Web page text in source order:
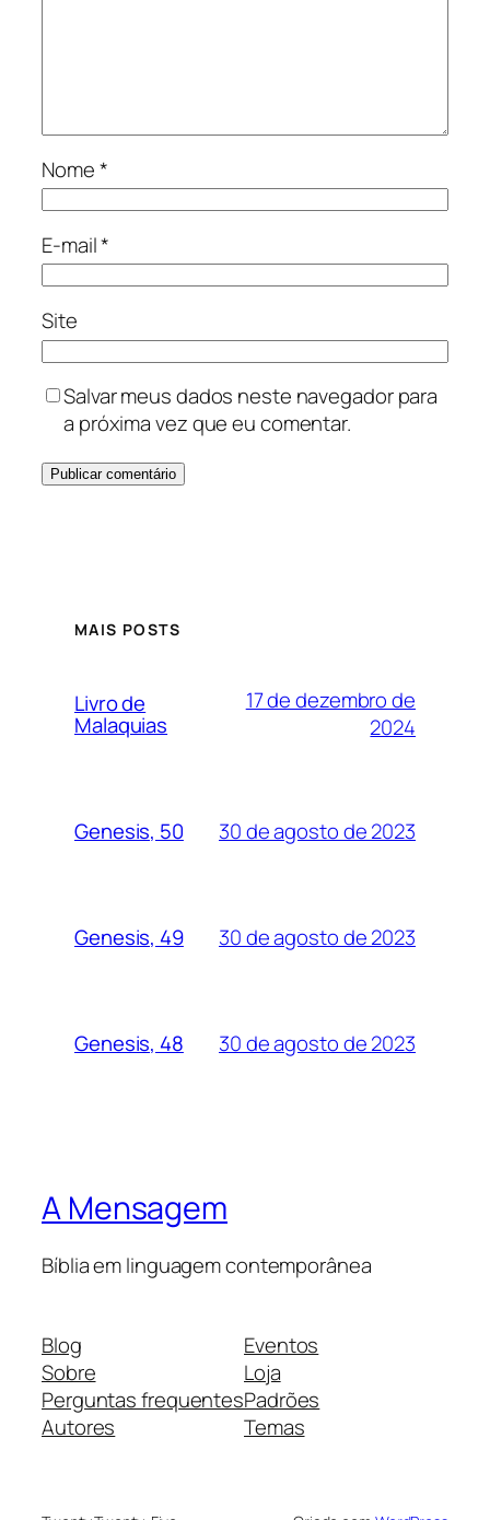
Nome*
E-mail*
Site
Salvar meus dados neste navegador para
a próxima vez que eu comentar.
MAIS POSTS
Livro de
Malaquias
17 de dezembro de
2024
Genesis, 50 30 de agosto de 2023
Genesis, 49 30 de agosto de 2023
Genesis, 48 30 de agosto de 2023
A Mensagem
Bíblia em linguagem contemporânea
Blog
Sobre
Perguntas frequentes
Autores
Eventos
Loja
Padrões
Temas